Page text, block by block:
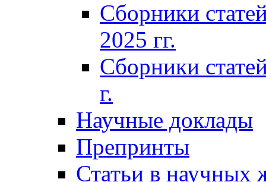
Сборники
2025 гг.
Сборники
г.
Научные доклады
Препринты
Статьи в научных